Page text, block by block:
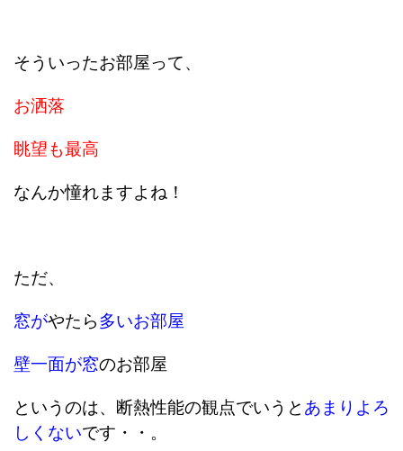
そういったお部屋って、
お洒落
眺望も最高
なんか憧れますよね！
ただ、
窓がやたら多いお部屋
壁一面が窓のお部屋
というのは、断熱性能の観点でいうと あまりよろ
しくないです・・。